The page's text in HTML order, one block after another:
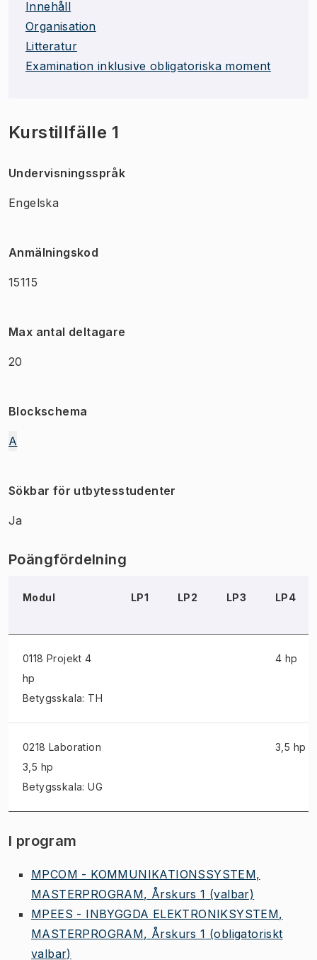
Innehåll
Organisation
Litteratur
Examination inklusive obligatoriska moment
Kurstillfälle 1
Undervisningsspråk
Engelska
Anmälningskod
15115
Max antal deltagare
20
Blockschema
A
Sökbar för utbytesstudenter
Ja
Poängfördelning
Modul LP1 LP2 LP3 LP4
0118 Projekt 4
hp
Betygsskala: TH
4 hp
0218 Laboration
3,5 hp
Betygsskala: UG
3,5 hp
I program
MPCOM - KOMMUNIKATIONSSYSTEM,
MASTERPROGRAM, Årskurs 1 (valbar)
MPEES - INBYGGDA ELEKTRONIKSYSTEM,
MASTERPROGRAM, Årskurs 1 (obligatoriskt
valbar)